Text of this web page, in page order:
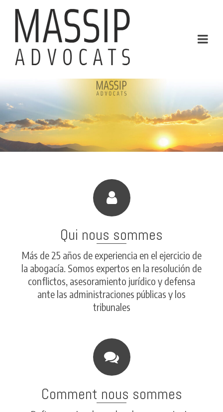
Qui nous sommes
Más de 25 años de experiencia en el ejercicio de
la abogacía. Somos expertos en la resolución de
conflictos, asesoramiento jurídico y defensa
ante las administraciones públicas y los
tribunales
Comment nous sommes